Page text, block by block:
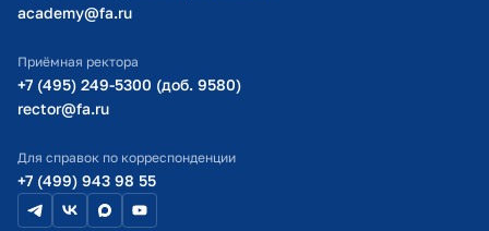
academy@fa.ru
Приёмная ректора
+7 (495) 249-5300 (доб. 9580)
rector@fa.ru
Для справок по корреспонденции
+7 (499) 943 98 55